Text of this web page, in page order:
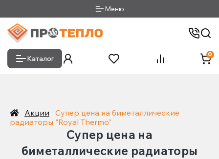
Меню
Каталог
0
Акции
Супер цена на биметаллические
радиаторы "Royal Thermo"
Супер цена на
биметаллические радиаторы